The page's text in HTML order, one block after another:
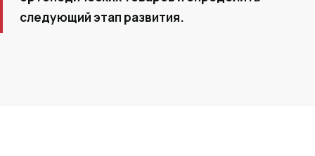
следующий этап развития.